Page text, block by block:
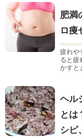
肥満
ロ痩
疲れや
ると疲
かすと
ヘル
とは
シピ